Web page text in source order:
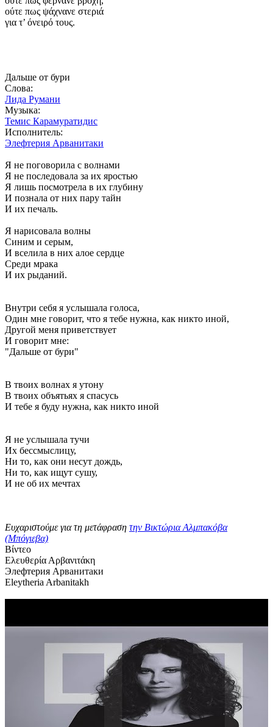
ούτε πως ψάχνανε στεριά
για τ’ όνειρό τους.
Дальше от бури
Слова:
Лида Румани
Музыка:
Темис Карамуратидис
Исполнитель:
Элефтерия Арванитаки
Я не поговорила с волнами
Я не последовала за их яростью
Я лишь посмотрела в их глубину
И познала от них пару тайн
И их печаль.
Я нарисовала волны
Синим и серым,
И вселила в них алое сердце
Среди мрака
И их рыданий.
Внутри себя я услышала голоса,
Один мне говорит, что я тебе нужна, как никто иной,
Другой меня приветствует
И говорит мне:
"Дальше от бури"
В твоих волнах я утону
В твоих объятьях я спасусь
И тебе я буду нужна, как никто иной
Я не услышала тучи
Их бессмыслицу,
Ни то, как они несут дождь,
Ни то, как ищут сушу,
И не об их мечтах
Ευχαριστούμε για τη μετάφραση την Βικτώρια Αλμπακόβα
(Μπόγιεβα)
Βίντεο
Ελευθερία Αρβανιτάκη
Элефтерия Арванитаки
Eleytheria Arbanitakh